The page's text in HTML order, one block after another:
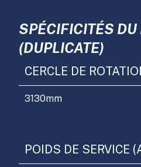
SPÉCIFICITÉS DU
(DUPLICATE)
CERCLE DE
3130mm
POIDS DE SERVICE